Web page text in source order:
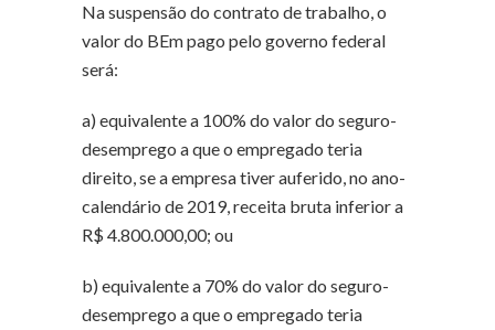
Na suspensão do contrato de trabalho, o
valor do BEm pago pelo governo federal
será:
a) equivalente a 100% do valor do seguro-
desemprego a que o empregado teria
direito, se a empresa tiver auferido, no ano-
calendário de 2019, receita bruta inferiora
R$ 4.800.000,00; ou
b) equivalente a 70% do valor do seguro-
desemprego a que o empregado teria